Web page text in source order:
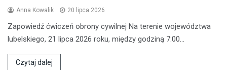
Anna Kowalik 20 lipca 2026
Zapowiedź ćwiczeń obrony cywilnej Na terenie województwa
lubelskiego, 21 lipca 2026 roku, między godziną 7:00…
Czytaj dalej